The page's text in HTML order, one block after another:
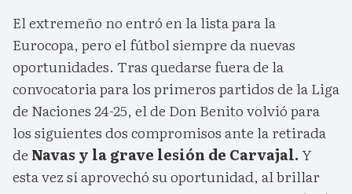
El extremeño no entró en la lista para la
Eurocopa, pero el fútbol siempre da nuevas
oportunidades. Tras quedarse fuera de la
convocatoria para los primeros partidos de la Liga
de Naciones 24-25, el de Don Benito volvió para
los siguientes dos compromisos ante la retirada
de Navas y la grave lesión de Carvajal.Y
esta vez sí aprovechó su oportunidad, al brillar